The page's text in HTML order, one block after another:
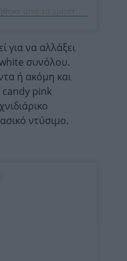
για να αλλάξει
συνόλου.
ή ακόμη και
candy pink
ντύσιμο.